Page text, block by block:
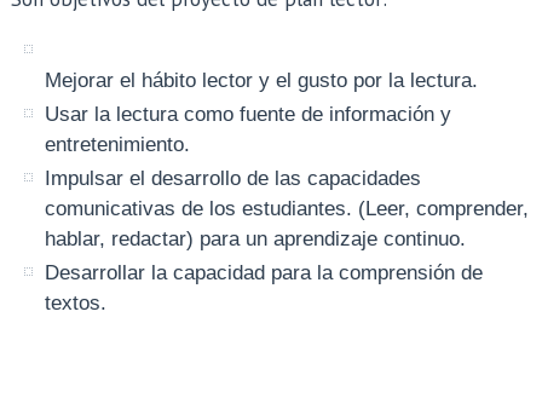
Mejorar el hábito lector y el gusto por la lectura.
Usar la lectura como fuente de información y
entretenimiento.
Impulsar el desarrollo de las capacidades
comunicativas de los estudiantes. (Leer, comprender,
hablar, redactar) para un aprendizaje continuo.
Desarrollar la capacidad para la comprensión de
textos.